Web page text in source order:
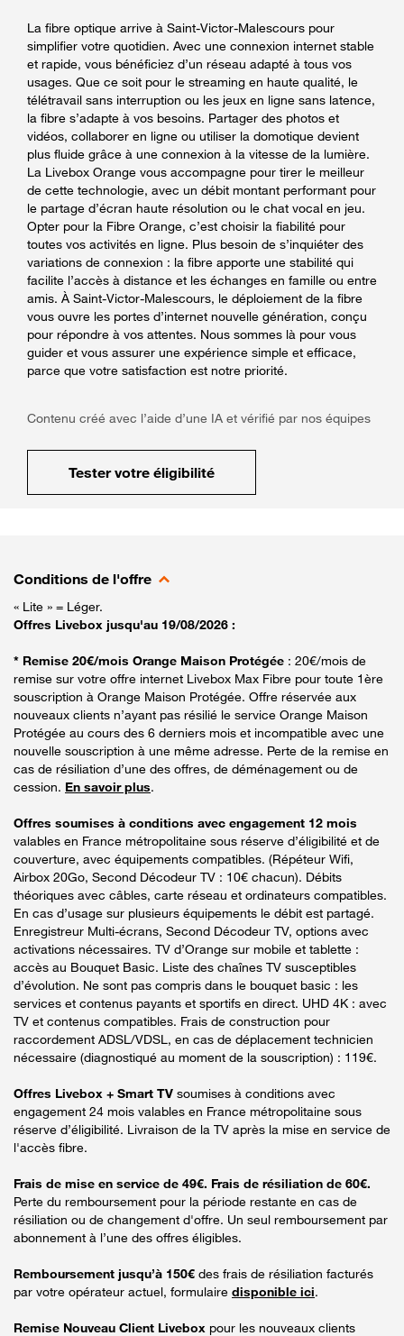
La fibre optique arrive à Saint-Victor-Malescours pour
simplifier votre quotidien. Avec une connexion internet stable
et rapide, vous bénéficiez d’un réseau adapté à tous vos
usages. Que ce soit pour le streaming en haute qualité, le
télétravail sans interruption ou les jeux en ligne sans latence,
la fibre s’adapte à vos besoins. Partager des photos et
vidéos, collaborer en ligne ou utiliser la domotique devient
plus fluide grâce à une connexion à la vitesse de la lumière.
La Livebox Orange vous accompagne pour tirer le meilleur
de cette technologie, avec un débit montant performant pour
le partage d’écran haute résolution ou le chat vocal en jeu.
Opter pour la Fibre Orange, c’est choisir la fiabilité pour
toutes vos activités en ligne. Plus besoin de s’inquiéter des
variations de connexion : la fibre apporte une stabilité qui
facilite l’accès à distance et les échanges en famille ou entre
amis. À Saint-Victor-Malescours, le déploiement de la fibre
vous ouvre les portes d’internet nouvelle génération, conçu
pour répondre à vos attentes. Nous sommes là pour vous
guider et vous assurer une expérience simple et efficace,
parce que votre satisfaction est notre priorité.
Contenu créé avec l’aide d’une IA et vérifié par nos équipes
Tester votre éligibilité
Conditions de l'offre
« Lite » = Léger.
Offres Livebox jusqu'au 19/08/2026 :
* Remise 20€/mois Orange Maison Protégée : 20€/mois de
remise sur votre offre internet Livebox Max Fibre pour toute 1ère
souscription à Orange Maison Protégée. Offre réservée aux
nouveaux clients n’ayant pas résilié le service Orange Maison
Protégée au cours des 6 derniers mois et incompatible avec une
nouvelle souscription à une même adresse. Perte de la remise en
cas de résiliation d’une des offres, de déménagement ou de
cession. En savoir plus.
Offres soumises à conditions avec engagement 12 mois
valables en France métropolitaine sous réserve d’éligibilité et de
couverture, avec équipements compatibles. (Répéteur Wifi,
Airbox 20Go, Second Décodeur TV : 10€ chacun). Débits
théoriques avec câbles, carte réseau et ordinateurs compatibles.
En cas d’usage sur plusieurs équipements le débit est partagé.
Enregistreur Multi-écrans, Second Décodeur TV, options avec
activations nécessaires. TV d’Orange sur mobile et tablette :
accès au Bouquet Basic. Liste des chaînes TV susceptibles
d’évolution. Ne sont pas compris dans le bouquet basic : les
services et contenus payants et sportifs en direct. UHD 4K : avec
TV et contenus compatibles. Frais de construction pour
raccordement ADSL/VDSL, en cas de déplacement technicien
nécessaire (diagnostiqué au moment de la souscription) : 119€.
Offres Livebox + Smart TV soumises à conditions avec
engagement 24 mois valables en France métropolitaine sous
réserve d’éligibilité. Livraison de la TV après la mise en service de
l'accès fibre.
Frais de mise en service de 49€. Frais de résiliation de 60€.
Perte du remboursement pour la période restante en cas de
résiliation ou de changement d'offre. Un seul remboursement par
abonnement à l’une des offres éligibles.
Remboursement jusqu’à 150€ des frais de résiliation facturés
par votre opérateur actuel, formulaire disponible ici.
Remise Nouveau Client Livebox pour les nouveaux clients